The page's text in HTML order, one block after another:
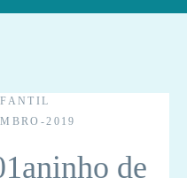
2019
de